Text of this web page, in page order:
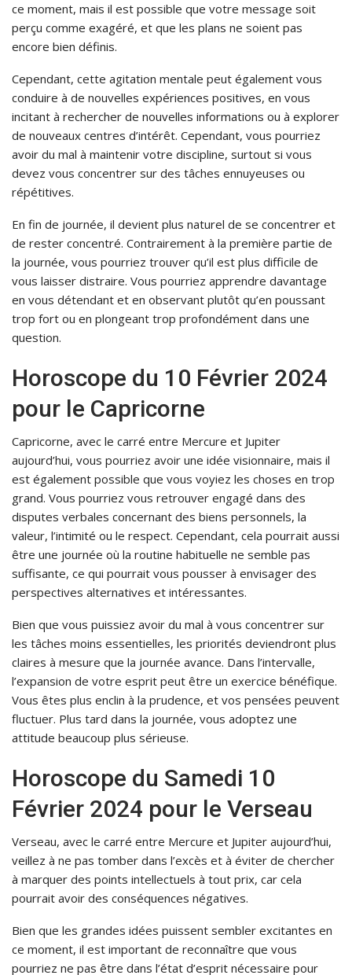
ce moment, mais il est possible que votre message soit
perçu comme exagéré, et que les plans ne soient pas
encore bien définis.
Cependant, cette agitation mentale peut également vous
conduire à de nouvelles expériences positives, en vous
incitant à rechercher de nouvelles informations ou à explorer
de nouveaux centres d’intérêt. Cependant, vous pourriez
avoir du mal à maintenir votre discipline, surtout si vous
devez vous concentrer sur des tâches ennuyeuses ou
répétitives.
En fin de journée, il devient plus naturel de se concentrer et
de rester concentré. Contrairement à la première partie de
la journée, vous pourriez trouver qu’il est plus difficile de
vous laisser distraire. Vous pourriez apprendre davantage
en vous détendant et en observant plutôt qu’en poussant
trop fort ou en plongeant trop profondément dans une
question.
Horoscope du 10 Février 2024
pour le Capricorne
Capricorne, avec le carré entre Mercure et Jupiter
aujourd’hui, vous pourriez avoir une idée visionnaire, mais il
est également possible que vous voyiez les choses en trop
grand. Vous pourriez vous retrouver engagé dans des
disputes verbales concernant des biens personnels, la
valeur, l’intimité ou le respect. Cependant, cela pourrait aussi
être une journée où la routine habituelle ne semble pas
suffisante, ce qui pourrait vous pousser à envisager des
perspectives alternatives et intéressantes.
Bien que vous puissiez avoir du mal à vous concentrer sur
les tâches moins essentielles, les priorités deviendront plus
claires à mesure que la journée avance. Dans l’intervalle,
l’expansion de votre esprit peut être un exercice bénéfique.
Vous êtes plus enclin à la prudence, et vos pensées peuvent
fluctuer. Plus tard dans la journée, vous adoptez une
attitude beaucoup plus sérieuse.
Horoscope du Samedi 10
Février 2024 pour le Verseau
Verseau, avec le carré entre Mercure et Jupiter aujourd’hui,
veillez à ne pas tomber dans l’excès et à éviter de chercher
à marquer des points intellectuels à tout prix, car cela
pourrait avoir des conséquences négatives.
Bien que les grandes idées puissent sembler excitantes en
ce moment, il est important de reconnaître que vous
pourriez ne pas être dans l’état d’esprit nécessaire pour